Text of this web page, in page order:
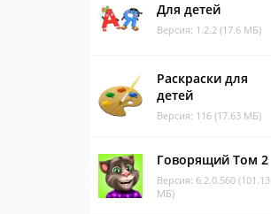
Для детей
Версия: 1.2.2 (17.6 МБ)
Раскраски для
детей
Версия: 116 (17.63 МБ)
Говорящий Том 2
Версия: 6.2.0.560 (101.13
МБ)